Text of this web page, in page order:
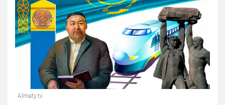
Almaty.tv